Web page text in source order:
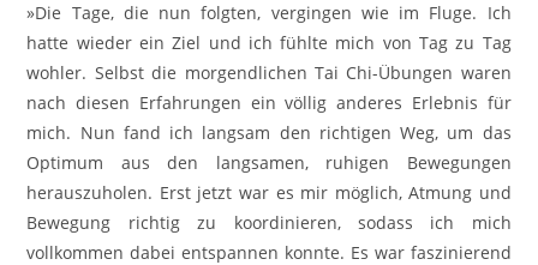
»Die Tage, die nun folgten, vergingen wie im Fluge. Ich
hatte wieder ein Ziel und ich fühlte mich von Tag zu Tag
wohler. Selbst die morgendlichen Tai Chi-Übungen waren
nach diesen Erfahrungen ein völlig anderes Erlebnis für
mich. Nun fand ich langsam den richtigen Weg, um das
Optimum aus den langsamen, ruhigen Bewegungen
herauszuholen. Erst jetzt war es mir möglich, Atmung und
Bewegung richtig zu koordinieren, sodass ich mich
vollkommen dabei entspannen konnte. Es war faszinierend